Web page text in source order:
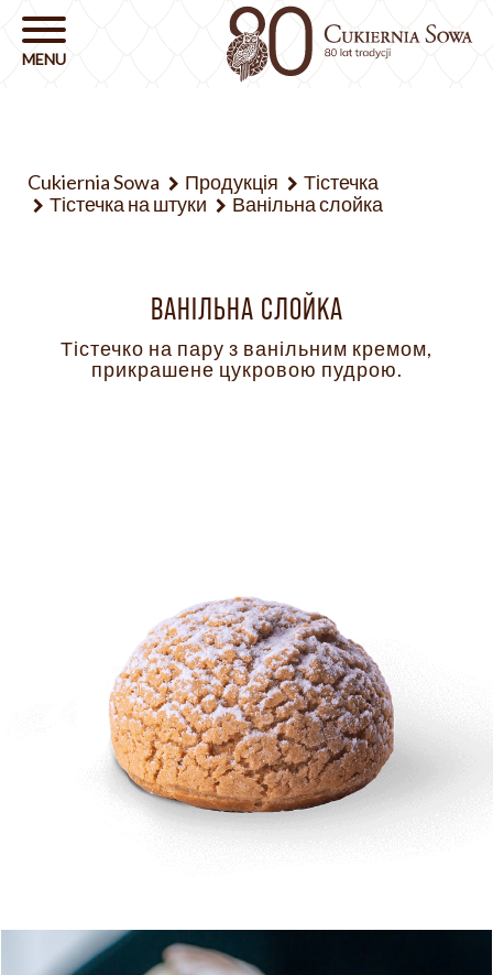
Cukiernia Sowa Продукція
Тістечка
Тістечка на штуки
Ванільна слойка
ВАНІЛЬНА СЛОЙКА
Тістечко на пару з ванільним кремом,
прикрашене цукровою пудрою.